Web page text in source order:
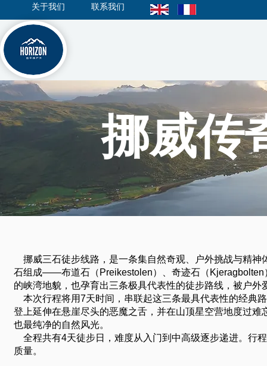
关于我们 联系我们
挪威传
挪威三石徒步线路，是一条集自然奇观、户外挑战与精神
石组成——布道石（Preikestolen）、奇迹石（Kjeragbolten
的峡湾地貌，也孕育出三条极具代表性的徒步路线，被户外
本次行程将用7天时间，串联起这三条最具代表性的经典
登上延伸在悬崖尽头的恶魔之舌，并在山顶星空营地度过
也最纯净的自然风光。
全程共有4天徒步日，难度从入门到中高级逐步递进。行
质量。